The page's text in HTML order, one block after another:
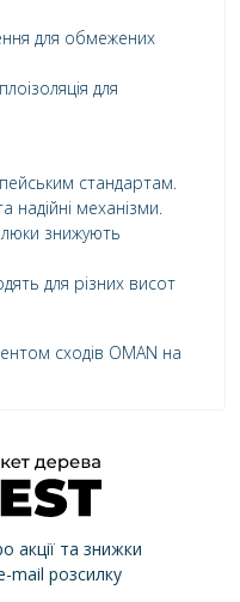
для обмежених
для
стандартам.
надійні механізми.
люки знижують
для різних висот
сходів OMAN на
акції та знижки
mail розсилку